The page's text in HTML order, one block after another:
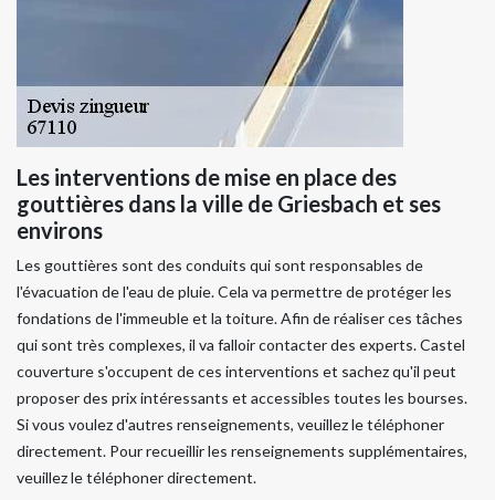
Les interventions de mise en place des
gouttières dans la ville de Griesbach et ses
environs
Les gouttières sont des conduits qui sont responsables de
l'évacuation de l'eau de pluie. Cela va permettre de protéger les
fondations de l'immeuble et la toiture. Afin de réaliser ces tâches
qui sont très complexes, il va falloir contacter des experts. Castel
couverture s'occupent de ces interventions et sachez qu'il peut
proposer des prix intéressants et accessibles toutes les bourses.
Si vous voulez d'autres renseignements, veuillez le téléphoner
directement. Pour recueillir les renseignements supplémentaires,
veuillez le téléphoner directement.